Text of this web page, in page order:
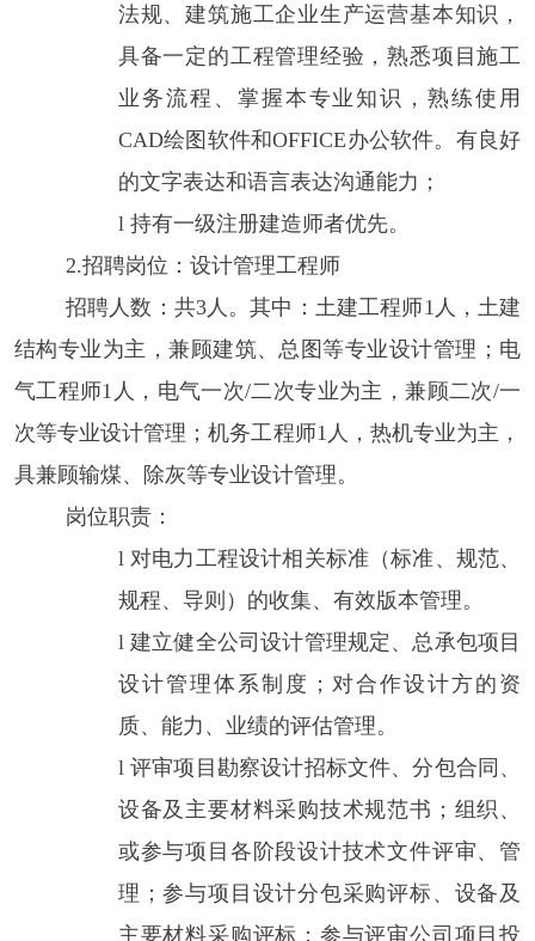
法规、建筑施工企业生产运营基本知识，
具备一定的工程管理经验，熟悉项目施工
业务流程、掌握本专业知识，熟练使用
CAD绘图软件和OFFICE办公软件。有良好
的文字表达和语言表达沟通能力；
l 持有一级注册建造师者优先。
2.招聘岗位 ： 设计管理工程师
招聘人数： 共3人 。其中： 土建工程师1人，土建
结构专业为主，兼顾建筑、总图等专业设计管理；电
气工程师1人，电气一次/二次专业为主，兼顾二次/一
次等专业设计管理；机务工程师1人，热机专业为主，
具兼顾输煤、除灰等专业设计管理。
岗位职责：
l 对电力工程设计相关标准（标准、规范、
规程、导则）的收集、有效版本管理。
l建立健全公司设计管理规定、总承包项目
设计管理体系制度；对合作设计方的资
质、能力、业绩的评估管理。
l评审项目勘察设计招标文件、分包合同、
设备及主要材料采购技术规范书；组织、
或参与项目各阶段设计技术文件评审、管
理；参与项目设计分包采购评标、设备及
主要材料采购评标；参与评审公司项目投